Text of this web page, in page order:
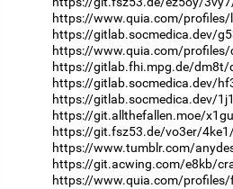
https://www.quia.com/profiles/
https://gitlab.socmedica.dev/
https://www.quia.com/profiles/
https://gitlab.fhi.mpg.de/
https://gitlab.socmedica.dev/
https://gitlab.socmedica.dev/
https://git.allthefallen.moe/
https://git.fsz53.de/vo3er/
https://www.tumblr.com/
https://git.acwing.com/e8kb/
https://www.quia.com/profiles/